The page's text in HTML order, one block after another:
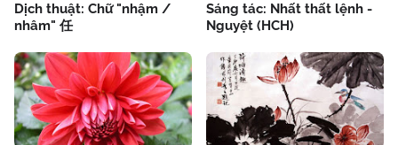
Dịch thuật: Chữ "nhậm /
nhâm" 任
Sáng tác: Nhất thất lệnh -
Nguyệt (HCH)